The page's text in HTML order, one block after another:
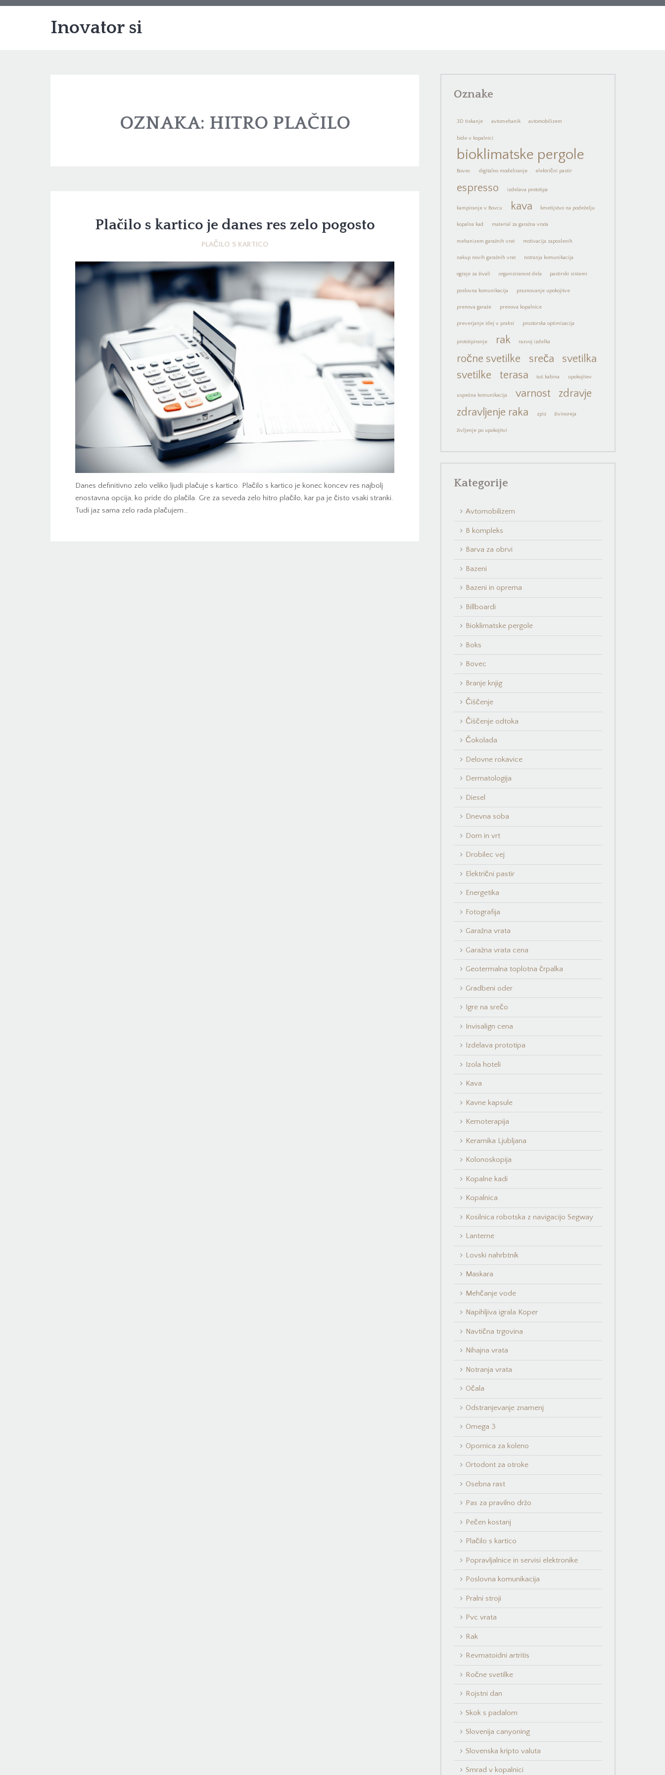
Inovator si
OZNAKA: HITRO PLAČILO
Plačilo s kartico je danes res zelo pogosto
PLAČILO S KARTICO
Danes definitivno zelo veliko ljudi plačuje s kartico. Plačilo s kartico je konec koncev res najbolj
enostavna opcija, ko pride do plačila. Gre za seveda zelo hitro plačilo, kar pa je čisto vsaki stranki.
Tudi jaz sama zelo rada plačujem…
Oznake
3D tiskanje avtomehanik avtomobilizem
bide v kopalnici
bioklimatske pergole
Bovec digitalno modeliranje električni pastir
espresso izdelava prototipa
kampiranje v Bovcu kava kmetijstvo na podeželju
kopalna kad material za garažna vrata
mehanizem garažnih vrat motivacija zaposlenih
nakup novih garažnih vrat notranja komunikacija
ograje za živali organiziranost dela pastirski sistemi
poslovna komunikacija praznovanje upokojitve
prenova garaže prenova kopalnice
preverjanje idej v praksi prostorska optimizacija
prototipiranje rak razvoj izdelka
ročne svetilke sreča
svetilka
svetilke
terasa tuš kabina upokojitev
uspešna komunikacija varnost
zdravje
zdravljenje raka
zpiz živinoreja
življenje po upokojitvi
Kategorije
Avtomobilizem
B kompleks
Barva za obrvi
Bazeni
Bazeni in oprema
Billboardi
Bioklimatske pergole
Boks
Bovec
Branje knjig
Čiščenje
Čiščenje odtoka
Čokolada
Delovne rokavice
Dermatologija
Diesel
Dnevna soba
Dom in vrt
Drobilec vej
Električni pastir
Energetika
Fotografija
Garažna vrata
Garažna vrata cena
Geotermalna toplotna črpalka
Gradbeni oder
Igre na srečo
Invisalign cena
Izdelava prototipa
Izola hoteli
Kava
Kavne kapsule
Kemoterapija
Keramika Ljubljana
Kolonoskopija
Kopalne kadi
Kopalnica
Kosilnica robotska z navigacijo Segway
Lanterne
Lovski nahrbtnik
Maskara
Mehčanje vode
Napihljiva igrala Koper
Navtična trgovina
Nihajna vrata
Notranja vrata
Očala
Odstranjevanje znamenj
Omega 3
Opornica za koleno
Ortodont za otroke
Osebna rast
Pas za pravilno držo
Pečen kostanj
Plačilo s kartico
Popravljalnice in servisi elektronike
Poslovna komunikacija
Pralni stroji
Pvc vrata
Rak
Revmatoidni artritis
Ročne svetilke
Rojstni dan
Skok s padalom
Slovenija canyoning
Slovenska kripto valuta
Smrad v kopalnici